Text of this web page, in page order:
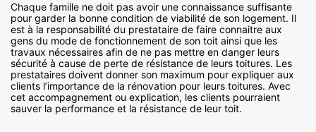
Chaque famille ne doit pas avoir une connaissance suffisante
pour garder la bonne condition de viabilité de son logement. Il
est à la responsabilité du prestataire de faire connaitre aux
gens du mode de fonctionnement de son toit ainsi que les
travaux nécessaires afin de ne pas mettre en danger leurs
sécurité à cause de perte de résistance de leurs toitures. Les
prestataires doivent donner son maximum pour expliquer aux
clients l’importance de la rénovation pour leurs toitures. Avec
cet accompagnement ou explication, les clients pourraient
sauver la performance et la résistance de leur toit.